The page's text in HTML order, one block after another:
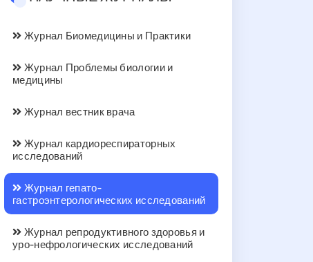
Журнал Биомедицины и Практики
Журнал Проблемы биологии и
медицины
Журнал вестник врача
Журнал кардиореспираторных
исследований
Журнал гепато-
гастроэнтерологических исследований
Журнал репродуктивного здоровья и
уро-нефрологических исследований